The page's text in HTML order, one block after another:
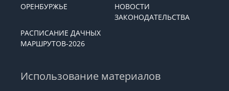
ОРЕНБУРЖЬЕ
НОВОСТИ
ЗАКОНОДАТЕЛЬСТВА
РАСПИСАНИЕ ДАЧНЫХ
МАРШРУТОВ-2026
Использование материалов